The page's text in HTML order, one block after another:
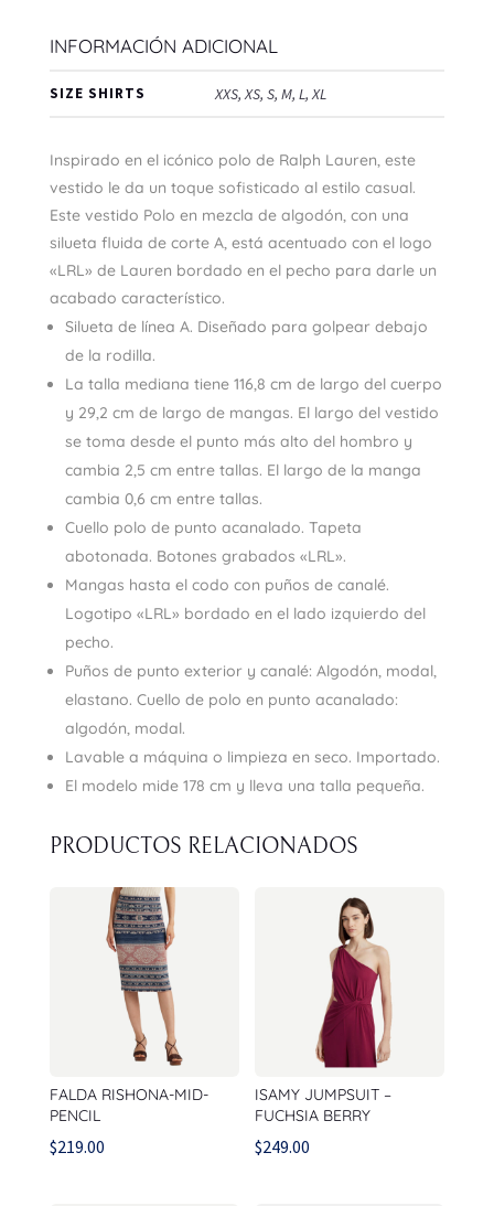
INFORMACIÓN ADICIONAL
SIZE SHIRTS XXS, XS, S, M, L, XL
Inspirado en el icónico polo de Ralph Lauren, este
vestido le da un toque sofisticado al estilo casual.
Este vestido Polo en mezcla de algodón, con una
silueta fluida de corte A, está acentuado con el logo
«LRL» de Lauren bordado en el pecho para darle un
acabado característico.
Silueta de línea A. Diseñado para golpear debajo
de la rodilla.
La talla mediana tiene 116,8 cm de largo del cuerpo
y 29,2 cm de largo de mangas. El largo del vestido
se toma desde el punto más alto del hombro y
cambia 2,5 cm entre tallas. El largo de la manga
cambia 0,6 cm entre tallas.
Cuello polo de punto acanalado. Tapeta
abotonada. Botones grabados «LRL».
Mangas hasta el codo con puños de canalé.
Logotipo «LRL» bordado en el lado izquierdo del
pecho.
Puños de punto exterior y canalé: Algodón, modal,
elastano. Cuello de polo en punto acanalado:
algodón, modal.
Lavable a máquina o limpieza en seco. Importado.
El modelo mide 178 cm y lleva una talla pequeña.
PRODUCTOS RELACIONADOS
FALDA RISHONA-MID-
PENCIL
$219.00
ISAMY JUMPSUIT –
FUCHSIA BERRY
$249.00